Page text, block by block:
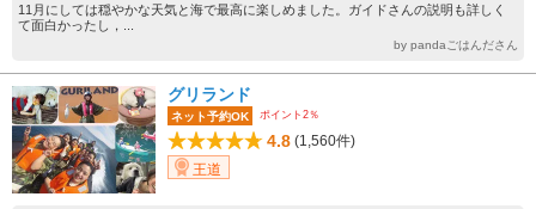
11月にしては穏やかな天気と海で最高に楽しめました。ガイドさんの説明も詳しく
て面白かったし，...
by pandaごはんださん
グリランド
ネット予約OK ポイント2％
4.8 (1,560件)
王道